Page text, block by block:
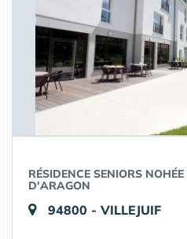
RÉSIDENCE SENIORS
D'ARAGON
94800 - VILLEJUIF